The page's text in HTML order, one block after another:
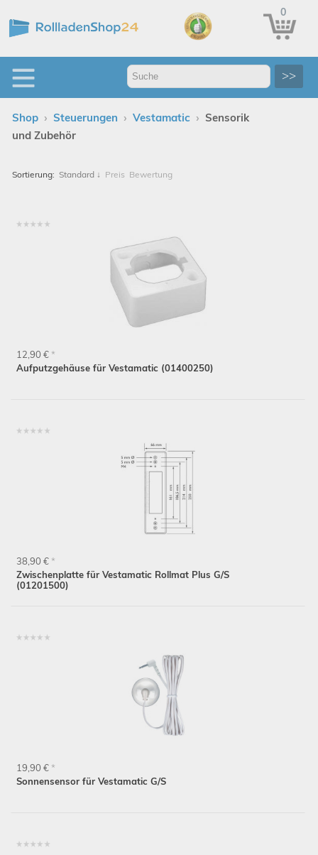
0
>>
Shop › Steuerungen › Vestamatic › Sensorik
und Zubehör
Sortierung: Standard ↓ Preis Bewertung
Aufputzgehäuse für Vestamatic (01400250)
12,90 € *
Zwischenplatte für Vestamatic Rollmat Plus G/S
(01201500)
38,90 € *
Sonnensensor für Vestamatic G/S
19,90 € *